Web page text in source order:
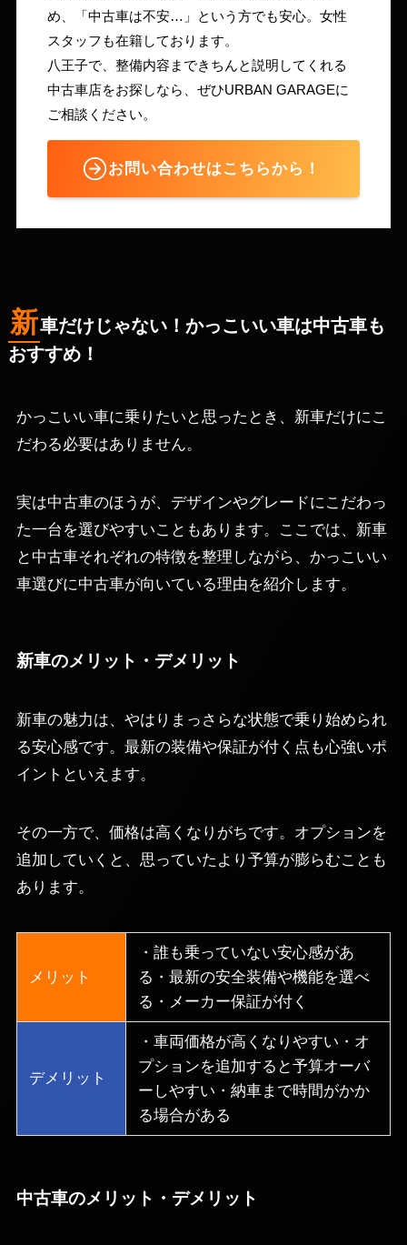
め、「中古車は不安…」という方でも安心。女性
スタッフも在籍しております。
八王子で、整備内容まできちんと説明してくれる
中古車店をお探しなら、ぜひURBAN GARAGEに
ご相談ください。
お問い合わせはこちらから！
新車だけじゃない！かっこいい車は中古車も
おすすめ！
かっこいい車に乗りたいと思ったとき、新車だけにこ
だわる必要はありません。
実は中古車のほうが、デザインやグレードにこだわっ
た一台を選びやすいこともあります。ここでは、新車
と中古車それぞれの特徴を整理しながら、かっこいい
車選びに中古車が向いている理由を紹介します。
新車のメリット・デメリット
新車の魅力は、やはりまっさらな状態で乗り始められ
る安心感です。最新の装備や保証が付く点も心強いポ
イントといえます。
その一方で、価格は高くなりがちです。オプションを
追加していくと、思っていたより予算が膨らむことも
あります。
メリット
・誰も乗っていない安心感があ
る・最新の安全装備や機能を選べ
る・メーカー保証が付く
デメリット
・車両価格が高くなりやすい・オ
プションを追加すると予算オーバ
ーしやすい・納車まで時間がかか
る場合がある
中古車のメリット・デメリット